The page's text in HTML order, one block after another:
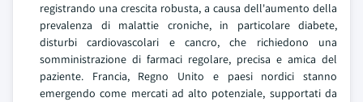
registrando una crescita robusta, a causa dell'aumento della
prevalenza di malattie croniche, in particolare diabete,
disturbi cardiovascolari e cancro, che richiedono una
somministrazione di farmaci regolare, precisa e amica del
paziente. Francia, Regno Unito e paesi nordici stanno
emergendo come mercati ad alto potenziale, supportati da